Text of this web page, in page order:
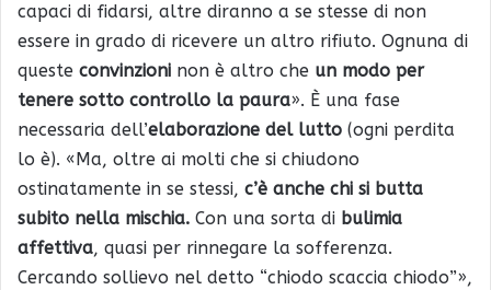
capaci di fidarsi, altre diranno a se stesse di non
essere in grado di ricevere un altro rifiuto. Ognuna di
queste convinzioni non è altro che un modo per
tenere sotto controllo la paura». È una fase
necessaria dell’elaborazione del lutto (ogni perdita
lo è). «Ma, oltre ai molti che si chiudono
ostinatamente in se stessi, c’è anche chi si butta
subito nella mischia. Con una sorta di bulimia
affettiva, quasi per rinnegare la sofferenza.
Cercando sollievo nel detto “chiodo scaccia chiodo”»,